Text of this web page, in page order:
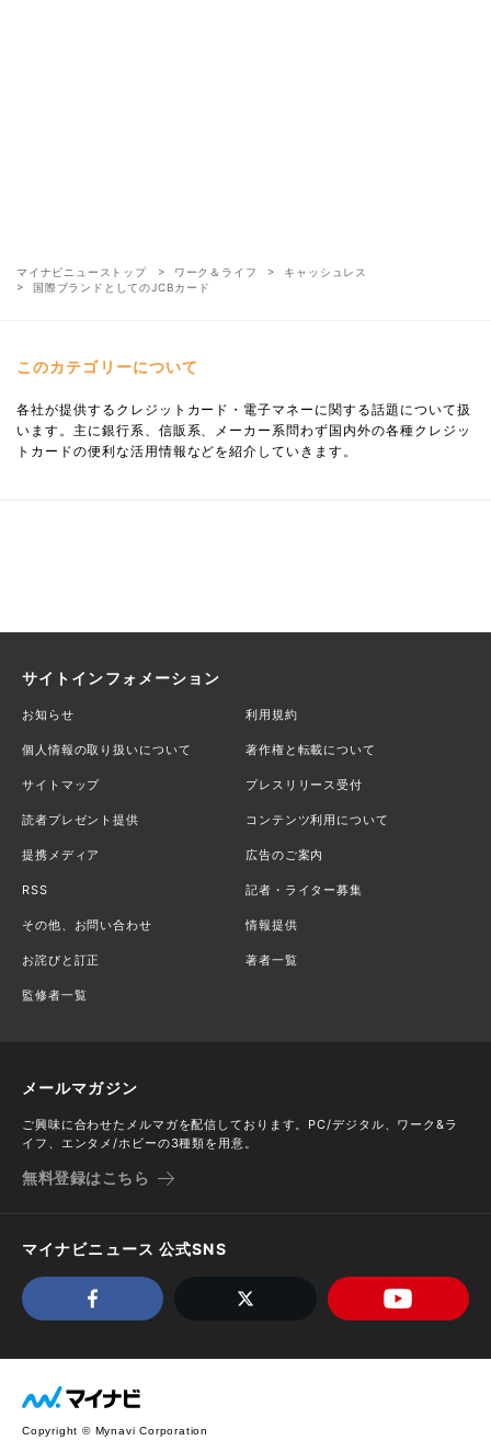
マイナビニューストップ ワーク＆ライフ
キャッシュレス
国際ブランドとしてのJCBカード
このカテゴリーについて
各社が提供するクレジットカード・電子マネーに関する話題について扱
います。主に銀行系、信販系、メーカー系問わず国内外の各種クレジッ
トカードの便利な活用情報などを紹介していきます。
サイトインフォメーション
お知らせ 利用規約
個人情報の取り扱いについて 著作権と転載について
サイトマップ プレスリリース受付
読者プレゼント提供 コンテンツ利用について
提携メディア 広告のご案内
RSS 記者・ライター募集
その他、お問い合わせ 情報提供
お詫びと訂正 著者一覧
監修者一覧
メールマガジン
ご興味に合わせたメルマガを配信しております。PC/デジタル、ワーク&ラ
イフ、エンタメ/ホビーの3種類を用意。
無料登録はこちら
マイナビニュース 公式SNS
Copyright © Mynavi Corporation